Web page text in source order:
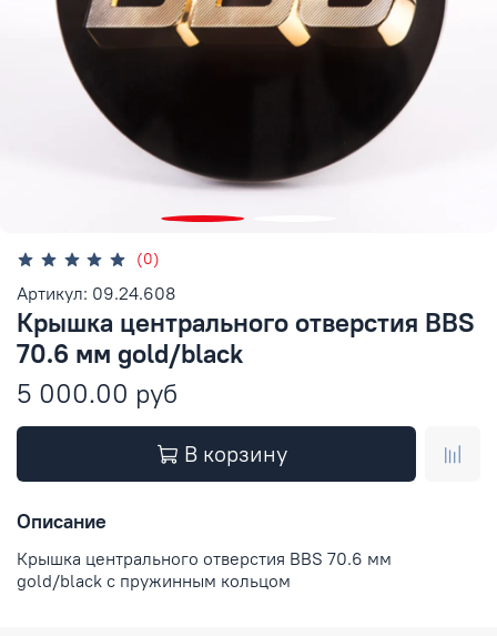
(0)
Артикул: 09.24.608
Крышка центрального отверстия BBS
70.6 мм gold/black
5 000.00 руб
В корзину
Описание
Крышка центрального отверстия BBS 70.6 мм
gold/black с пружинным кольцом